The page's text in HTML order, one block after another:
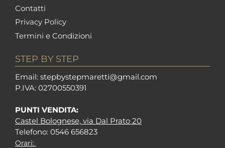
Contatti
Privacy Policy
Termini e Condizioni
STEP BY STEP
Email: stepbystepmaretti@gmail.com
P.IVA: 02700550391
PUNTI VENDITA:
Castel Bolognese, via Dal Prato 20
Telefono: 0546 656823
Orari: